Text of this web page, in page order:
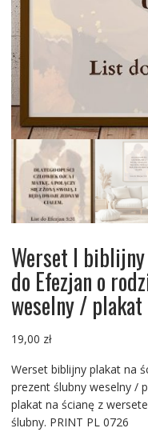
Werset I
do Efezjan o
weselny /
19,00 zł
Werset biblijny plakat na
prezent ślubny weselny /
plakat na ścianę z
ślubny. PRINT PL 0726